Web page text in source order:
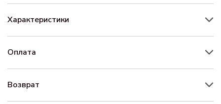
Характеристики
Оплата
Возврат